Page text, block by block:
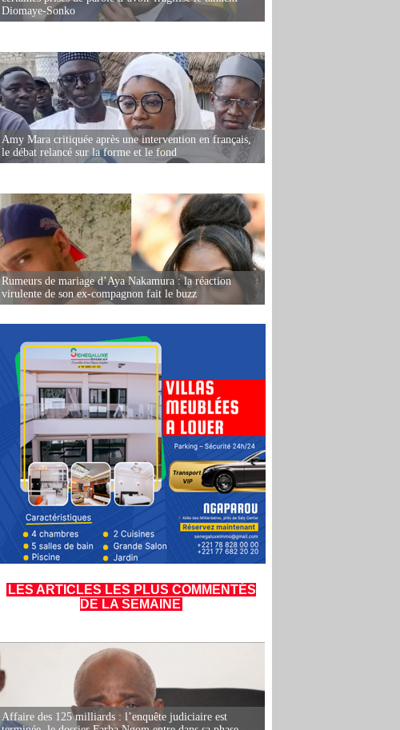
Diomaye-Sonko
Amy Mara critiquée après une intervention en français,
le débat relancé sur la forme et le fond
Rumeurs de mariage d’Aya Nakamura : la réaction
virulente de son ex-compagnon fait le buzz
LES ARTICLES LES PLUS COMMENTÉS
DE LA SEMAINE
Affaire des 125 milliards : l’enquête judiciaire est